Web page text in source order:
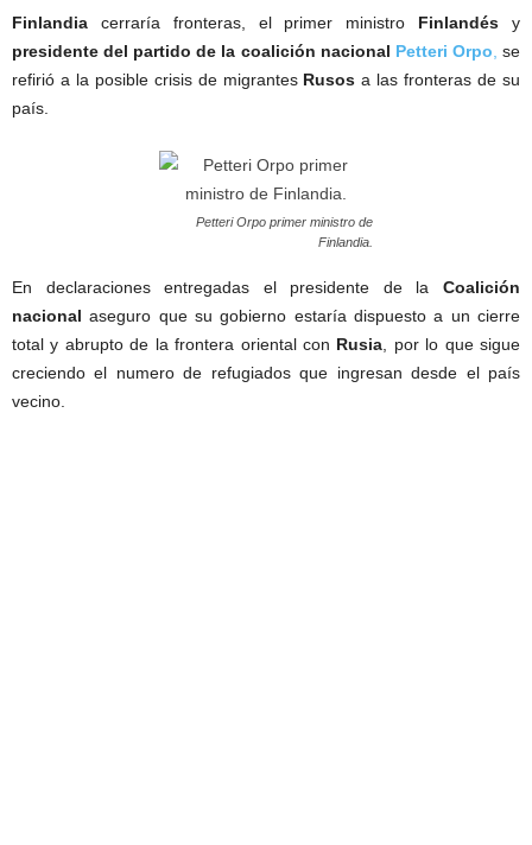
Finlandia cerraría fronteras, el primer ministro Finlandés y
presidente del partido de la coalición nacional Petteri Orpo, se
refirió a la posible crisis de migrantes Rusos a las fronteras de su
país.
Petteri Orpo primer ministro de
Finlandia.
En declaraciones entregadas el presidente de la Coalición
nacional aseguro que su gobierno estaría dispuesto a un cierre
total y abrupto de la frontera oriental con Rusia, por lo que sigue
creciendo el numero de refugiados que ingresan desde el país
vecino.